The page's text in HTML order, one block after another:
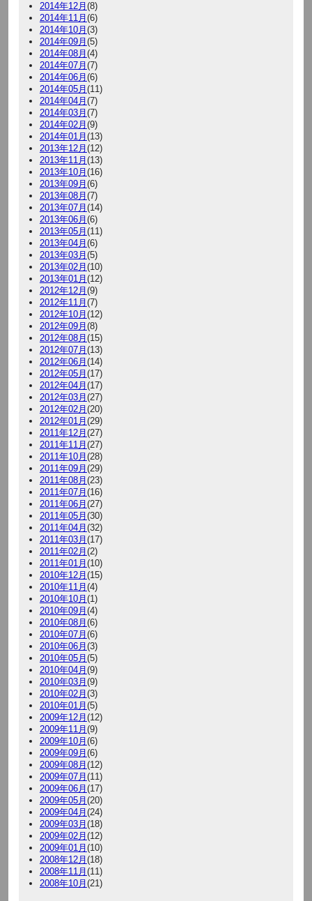
2014年12月(8)
2014年11月(6)
2014年10月(3)
2014年09月(5)
2014年08月(4)
2014年07月(7)
2014年06月(6)
2014年05月(11)
2014年04月(7)
2014年03月(7)
2014年02月(9)
2014年01月(13)
2013年12月(12)
2013年11月(13)
2013年10月(16)
2013年09月(6)
2013年08月(7)
2013年07月(14)
2013年06月(6)
2013年05月(11)
2013年04月(6)
2013年03月(5)
2013年02月(10)
2013年01月(12)
2012年12月(9)
2012年11月(7)
2012年10月(12)
2012年09月(8)
2012年08月(15)
2012年07月(13)
2012年06月(14)
2012年05月(17)
2012年04月(17)
2012年03月(27)
2012年02月(20)
2012年01月(29)
2011年12月(27)
2011年11月(27)
2011年10月(28)
2011年09月(29)
2011年08月(23)
2011年07月(16)
2011年06月(27)
2011年05月(30)
2011年04月(32)
2011年03月(17)
2011年02月(2)
2011年01月(10)
2010年12月(15)
2010年11月(4)
2010年10月(1)
2010年09月(4)
2010年08月(6)
2010年07月(6)
2010年06月(3)
2010年05月(5)
2010年04月(9)
2010年03月(9)
2010年02月(3)
2010年01月(5)
2009年12月(12)
2009年11月(9)
2009年10月(6)
2009年09月(6)
2009年08月(12)
2009年07月(11)
2009年06月(17)
2009年05月(20)
2009年04月(24)
2009年03月(18)
2009年02月(12)
2009年01月(10)
2008年12月(18)
2008年11月(11)
2008年10月(21)